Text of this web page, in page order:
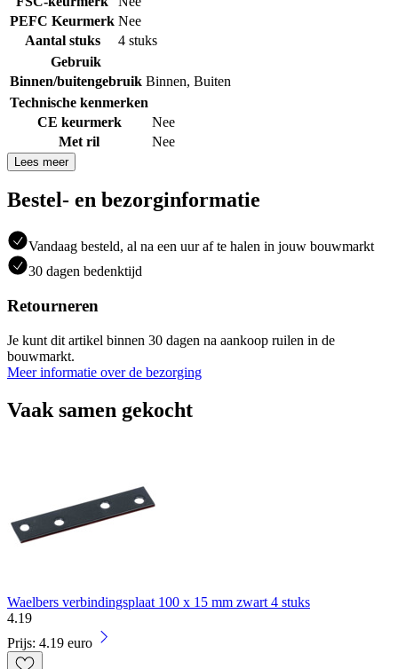
PEFC Keurmerk Nee
Aantal stuks
4 stuks
Gebruik
Binnen/buitengebruik Binnen, Buiten
Technische kenmerken
CE keurmerk
Nee
Met ril
Nee
Lees meer
Bestel- en bezorginformatie
Vandaag besteld, al na een uur af te halen in jouw bouwmarkt
30 dagen bedenktijd
Retourneren
Je kunt dit artikel binnen 30 dagen na aankoop ruilen in de
bouwmarkt.
Meer informatie over de bezorging
Vaak samen gekocht
Waelbers verbindingsplaat 100 x 15 mm zwart 4 stuks
4.19
Prijs: 4.19 euro